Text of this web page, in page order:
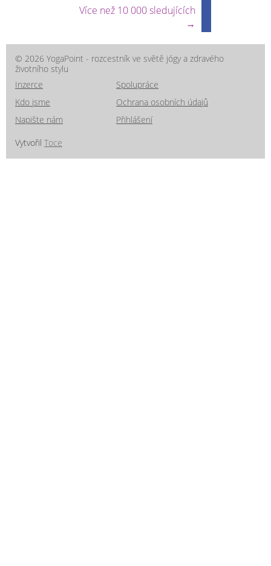
Více než 10 000 sledujících
→
© 2026 YogaPoint - rozcestník ve světě jógy a zdravého
životního stylu
Inzerce
Spolupráce
Kdo jsme
Ochrana osobních údajů
Napište nám
Přihlášení
Vytvořil Toce